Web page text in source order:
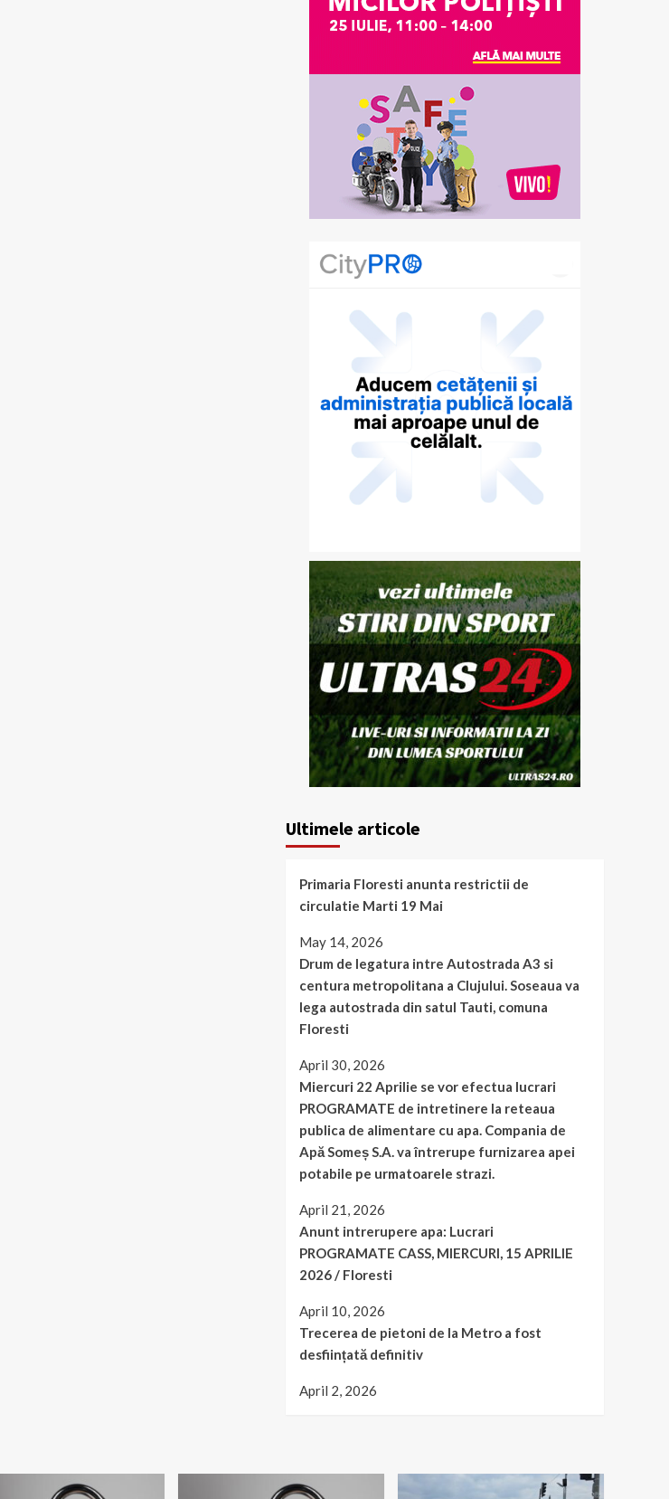
Ultimele articole
Primaria Floresti anunta restrictii de
circulatie Marti 19 Mai
May 14, 2026
Drum de legatura intre Autostrada A3 si
centura metropolitana a Clujului. Soseaua va
lega autostrada din satul Tauti, comuna
Floresti
April 30, 2026
Miercuri 22 Aprilie se vor efectua lucrari
PROGRAMATE de intretinere la reteaua
publica de alimentare cu apa. Compania de
Apă Someș S.A. va întrerupe furnizarea apei
potabile pe urmatoarele strazi.
April 21, 2026
Anunt intrerupere apa: Lucrari
PROGRAMATE CASS, MIERCURI, 15 APRILIE
2026 / Floresti
April 10, 2026
Trecerea de pietoni de la Metro a fost
desființată definitiv
April 2, 2026